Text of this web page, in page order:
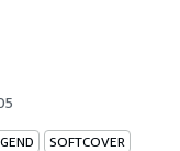
SOFTCOVER